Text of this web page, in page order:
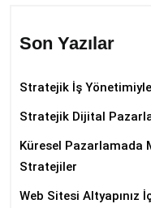
Son Yazılar
Stratejik İş
Stratejik Dijital
Küresel Pazarlamada
Stratejiler
Web Sitesi Altyapınız